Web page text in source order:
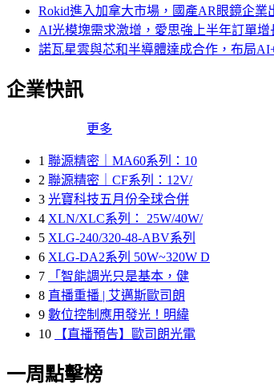
Rokid進入加拿大市場，國產AR眼鏡企業
AI光模塊需求激增，愛思強上半年訂單增
諾瓦星雲與芯和半導體達成合作，布局
企業快訊
更多
1 聯源精密｜MA60系列：10
2 聯源精密｜CF系列：12V/
3 光寶科技五月份全球合併
4 XLN/XLC系列： 25W/40W/
5 XLG-240/320-48-ABV系列
6 XLG-DA2系列 50W~320W D
7
「智能調光只是基本，健
8 直播重播 | 艾邁斯歐司朗
9 數位控制應用發光！明緯
10
【直播預告】歐司朗光電
一周點擊榜